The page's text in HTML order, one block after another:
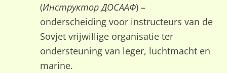
(Инструктор ДОСААФ) –
onderscheiding voor instructeurs van de
Sovjet vrijwillige organisatie ter
ondersteuning van leger, luchtmacht en
marine.